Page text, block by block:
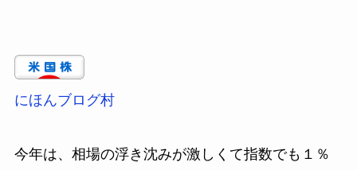
にほんブログ村
今年は、相場の浮き沈みが激しくて指数でも１％